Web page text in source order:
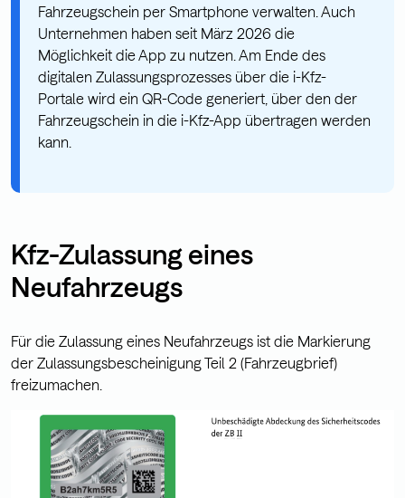
Fahrzeugschein per Smartphone verwalten. Auch
Unternehmen haben seit März 2026 die
Möglichkeit die App zu nutzen. Am Ende des
digitalen Zulassungsprozesses über die i-Kfz-
Portale wird ein QR-Code generiert, über den der
Fahrzeugschein in die i-Kfz-App übertragen werden
kann.
Kfz-Zulassung eines
Neufahrzeugs
Für die Zulassung eines Neufahrzeugs ist die Markierung
der Zulassungsbescheinigung Teil 2 (Fahrzeugbrief)
freizumachen.